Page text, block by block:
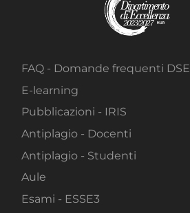
FAQ - Domande frequenti DSE
E-learning
Pubblicazioni - IRIS
Antiplagio - Docenti
Antiplagio - Studenti
Aule
Esami - ESSE3